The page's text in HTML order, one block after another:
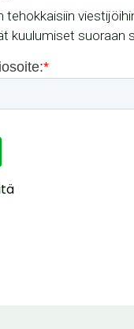
tehokkaisiin
kuulumiset suoraan